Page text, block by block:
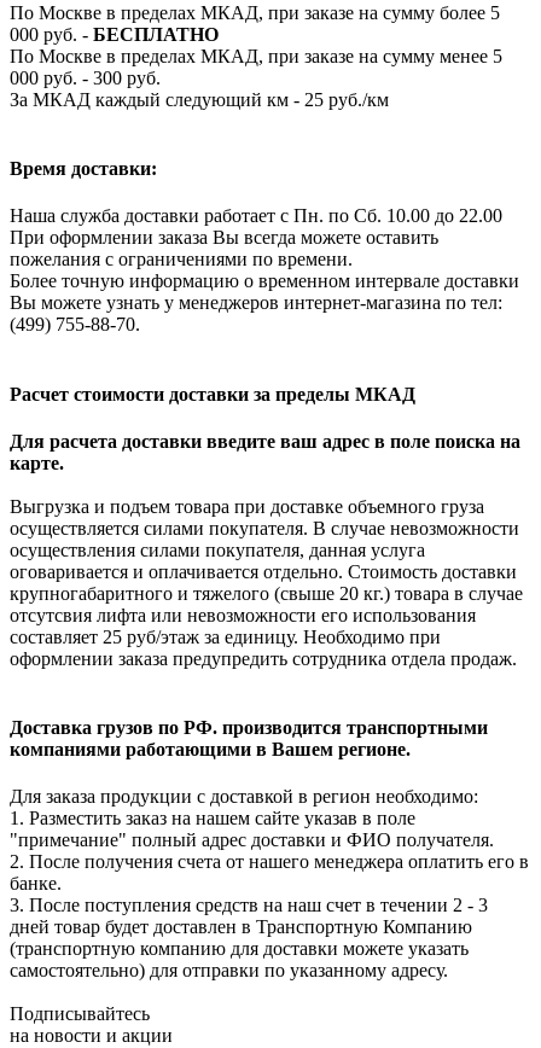
По Москве в пределах МКАД, при заказе на сумму более 5
000 руб. - БЕСПЛАТНО
По Москве в пределах МКАД, при заказе на сумму менее 5
000 руб. - 300 руб.
За МКАД каждый следующий км - 25 руб./км
Время доставки:
Наша служба доставки работает с Пн. по Сб. 10.00 до 22.00
При оформлении заказа Вы всегда можете оставить
пожелания с ограничениями по времени.
Более точную информацию о временном интервале доставки
Вы можете узнать у менеджеров интернет-магазина по тел:
(499) 755-88-70.
Расчет стоимости доставки за пределы МКАД
Для расчета доставки введите ваш адрес в поле поиска на
карте.
Выгрузка и подъем товара при доставке объемного груза
осуществляется силами покупателя. В случае невозможности
осуществления силами покупателя, данная услуга
оговаривается и оплачивается отдельно. Стоимость доставки
крупногабаритного и тяжелого (свыше 20 кг.) товара в случае
отсутсвия лифта или невозможности его использования
составляет 25 руб/этаж за единицу. Необходимо при
оформлении заказа предупредить сотрудника отдела продаж.
Доставка грузов по РФ. производится транспортными
компаниями работающими в Вашем регионе.
Для заказа продукции с доставкой в регион необходимо:
1. Разместить заказ на нашем сайте указав в поле
"примечание" полный адрес доставки и ФИО получателя.
2. После получения счета от нашего менеджера оплатить его в
банке.
3. После поступления средств на наш счет в течении 2 - 3
дней товар будет доставлен в Транспортную Компанию
(транспортную компанию для доставки можете указать
самостоятельно) для отправки по указанному адресу.
Подписывайтесь
на новости и акции